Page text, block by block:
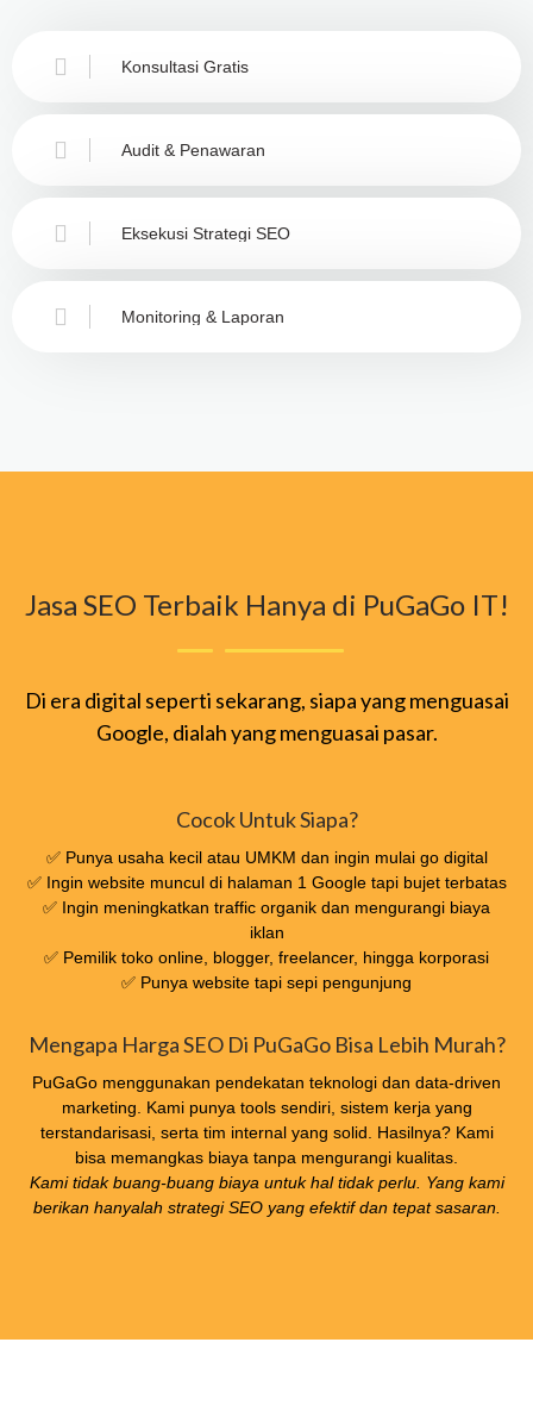
Konsultasi Gratis
Audit & Penawaran
Eksekusi Strategi SEO
Monitoring & Laporan
Jasa SEO Terbaik Hanya di PuGaGo IT!
Di era digital seperti sekarang, siapa yang menguasai
Google, dialah yang menguasai pasar.
Cocok Untuk Siapa?
✅ Punya usaha kecil atau UMKM dan ingin mulai go digital
✅ Ingin website muncul di halaman 1 Google tapi bujet terbatas
✅ Ingin meningkatkan traffic organik dan mengurangi biaya
iklan
✅ Pemilik toko online, blogger, freelancer, hingga korporasi
✅ Punya website tapi sepi pengunjung
Mengapa Harga SEO Di PuGaGo Bisa Lebih Murah?
PuGaGo menggunakan pendekatan teknologi dan data-driven
marketing. Kami punya tools sendiri, sistem kerja yang
terstandarisasi, serta tim internal yang solid. Hasilnya? Kami
bisa memangkas biaya tanpa mengurangi kualitas.
Kami tidak buang-buang biaya untuk hal tidak perlu. Yang kami
berikan hanyalah strategi SEO yang efektif dan tepat sasaran.